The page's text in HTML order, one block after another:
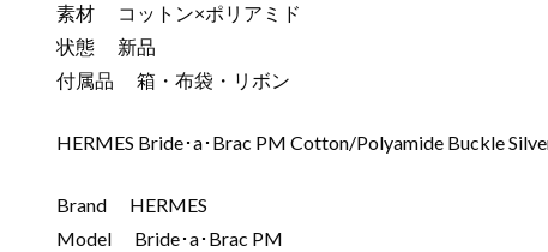
素材 コットン×ポリアミド
状態 新品
付属品 箱・布袋・リボン
HERMES Bride･a･Brac PM Cotton/Polyamide Buckle
Brand HERMES
Model Bride･a･Brac PM